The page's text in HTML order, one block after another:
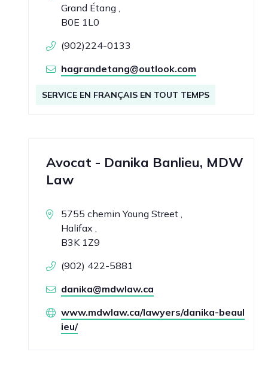
Grand Étang ,
B0E 1L0
(902)224-0133
hagrandetang@outlook.com
SERVICE EN FRANÇAIS EN TOUT TEMPS
Avocat - Danika Banlieu, MDW
Law
5755 chemin Young Street ,
Halifax ,
B3K 1Z9
(902) 422-5881
danika@mdwlaw.ca
www.mdwlaw.ca/lawyers/danika-beaul
ieu/